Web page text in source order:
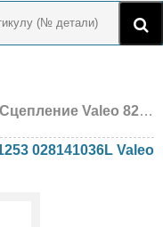
Valeo 821253 028141036L Audi, Skoda, Volkswagen, новый
028141036L Valeo